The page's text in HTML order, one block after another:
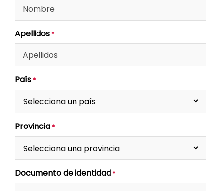
Apellidos*
País*
Provincia*
Documento de identidad*